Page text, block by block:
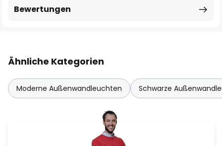
Bewertungen
Ähnliche Kategorien
Moderne Außenwandleuchten Schwarze